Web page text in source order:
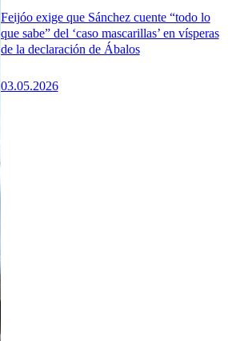
Feijóo exige que Sánchez cuente “todo lo
que sabe” del ‘caso mascarillas’ en vísperas
de la declaración de Ábalos
03.05.2026